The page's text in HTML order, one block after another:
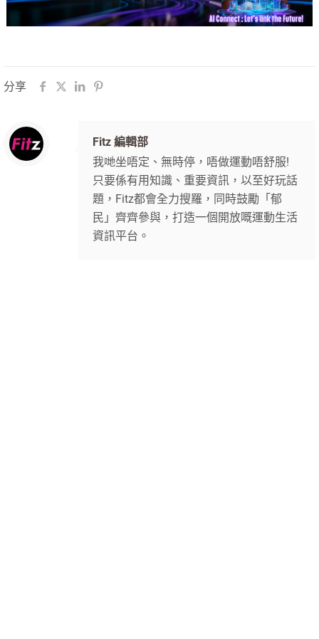
分享
Fitz 編輯部
我哋坐唔定、無時停，唔做運動唔舒服!
只要係有用知識、重要資訊，以至好玩話
題，Fitz都會全力搜羅，同時鼓勵「郁
民」齊齊參與，打造一個開放嘅運動生活
資訊平台。